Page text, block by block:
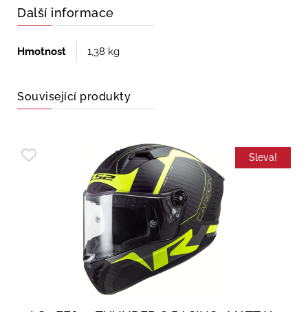
Další informace
Hmotnost 1,38 kg
Související produkty
Sleva!